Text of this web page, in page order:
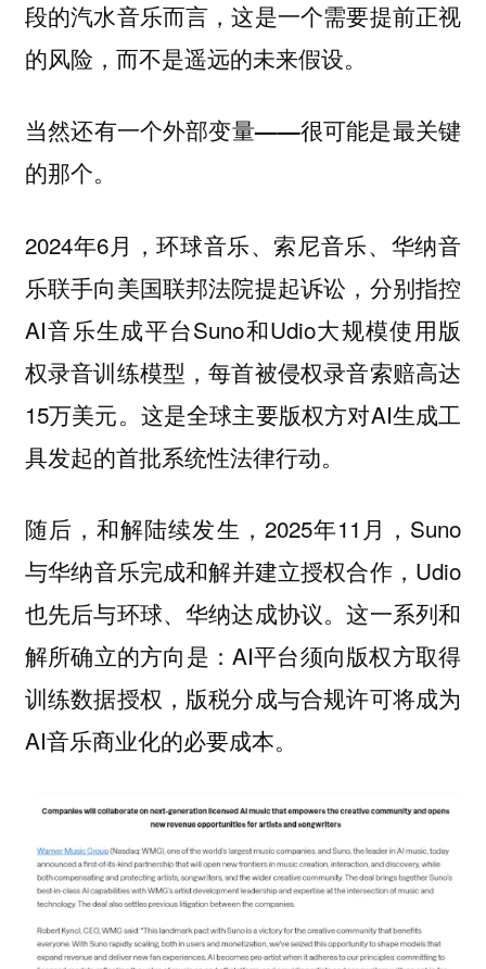
段的汽水音乐而言，这是一个需要提前正视
的风险，而不是遥远的未来假设。
当然还有一个外部变量——很可能是最关键
的那个。
2024年6月，环球音乐、索尼音乐、华纳音
乐联手向美国联邦法院提起诉讼，分别指控
AI音乐生成平台Suno和Udio大规模使用版
权录音训练模型，每首被侵权录音索赔高达
15万美元。这是全球主要版权方对AI生成工
具发起的首批系统性法律行动。
随后，和解陆续发生，2025年11月，Suno
与华纳音乐完成和解并建立授权合作，Udio
也先后与环球、华纳达成协议。这一系列和
解所确立的方向是：AI平台须向版权方取得
训练数据授权，版税分成与合规许可将成为
AI音乐商业化的必要成本。